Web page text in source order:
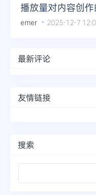
播放量对内容创
emer 2025-12-7
最新评论
友情链接
搜索